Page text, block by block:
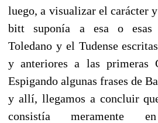
luego, a visualizar el carácter
bitt suponía a esa o esas
Toledano y el Tudense
y anteriores a las primeras
Espigando algunas frases de
y allí, llegamos a concluir
consistía me­ramente